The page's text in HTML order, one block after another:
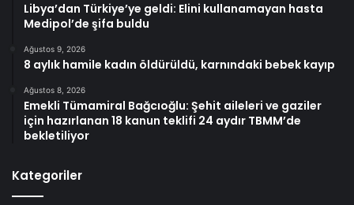
Libya’dan Türkiye’ye geldi: Elini kullanamayan hasta
Medipol’de şifa buldu
Ağustos 9, 2026
8 aylık hamile kadın öldürüldü, karnındaki bebek kayıp
Ağustos 8, 2026
Emekli Tümamiral Bağcıoğlu: Şehit aileleri ve gaziler
için hazırlanan 18 kanun teklifi 24 aydır TBMM’de
bekletiliyor
Kategoriler